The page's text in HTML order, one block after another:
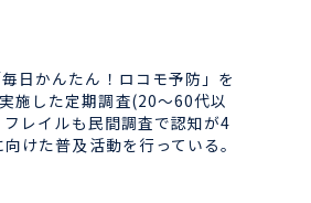
日かんたん！ロコモ予防」を
施した定期調査(20～60代以
レイルも民間調査で認知が4
けた普及活動を行っている。